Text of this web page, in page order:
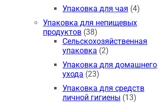
Упаковка для чая (4)
Упаковка для непищевых
продуктов (38)
Сельскохозяйственная
упаковка (2)
Упаковка для домашнего
ухода (23)
Упаковка для средств
личной гигиены (13)